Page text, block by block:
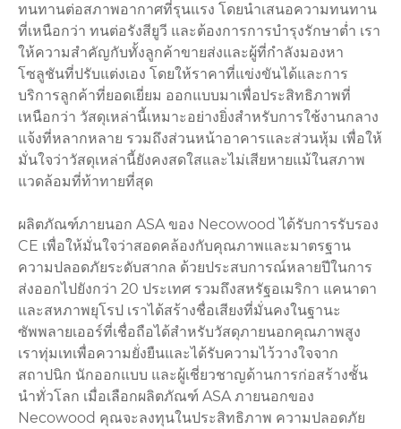
ทนทานต่อสภาพอากาศที่รุนแรง โดยนำเสนอความทนทาน
ที่เหนือกว่า ทนต่อรังสียูวี และต้องการการบำรุงรักษาต่ำ เรา
ให้ความสำคัญกับทั้งลูกค้าขายส่งและผู้ที่กำลังมองหา
โซลูชันที่ปรับแต่งเอง โดยให้ราคาที่แข่งขันได้และการ
บริการลูกค้าที่ยอดเยี่ยม ออกแบบมาเพื่อประสิทธิภาพที่
เหนือกว่า วัสดุเหล่านี้เหมาะอย่างยิ่งสำหรับการใช้งานกลาง
แจ้งที่หลากหลาย รวมถึงส่วนหน้าอาคารและส่วนหุ้ม เพื่อให้
มั่นใจว่าวัสดุเหล่านี้ยังคงสดใสและไม่เสียหายแม้ในสภาพ
แวดล้อมที่ท้าทายที่สุด
ผลิตภัณฑ์ภายนอก ASA ของ Necowood ได้รับการรับรอง
CE เพื่อให้มั่นใจว่าสอดคล้องกับคุณภาพและมาตรฐาน
ความปลอดภัยระดับสากล ด้วยประสบการณ์หลายปีในการ
ส่งออกไปยังกว่า 20 ประเทศ รวมถึงสหรัฐอเมริกา แคนาดา
และสหภาพยุโรป เราได้สร้างชื่อเสียงที่มั่นคงในฐานะ
ซัพพลายเออร์ที่เชื่อถือได้สำหรับวัสดุภายนอกคุณภาพสูง
เราทุ่มเทเพื่อความยั่งยืนและได้รับความไว้วางใจจาก
สถาปนิก นักออกแบบ และผู้เชี่ยวชาญด้านการก่อสร้างชั้น
นำทั่วโลก เมื่อเลือกผลิตภัณฑ์ ASA ภายนอกของ
Necowood คุณจะลงทุนในประสิทธิภาพ ความปลอดภัย